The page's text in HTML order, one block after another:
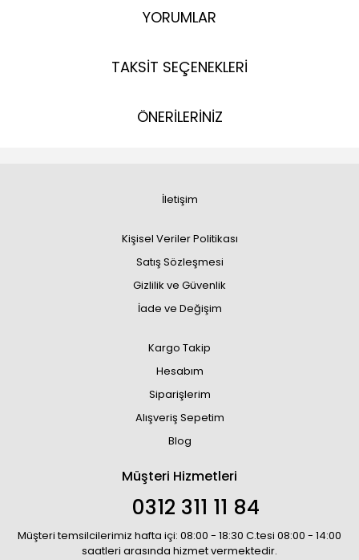
YORUMLAR
TAKSİT SEÇENEKLERİ
ÖNERİLERİNİZ
İletişim
Kişisel Veriler Politikası
Satış Sözleşmesi
Gizlilik ve Güvenlik
İade ve Değişim
Kargo Takip
Hesabım
Siparişlerim
Alışveriş Sepetim
Blog
Müşteri Hizmetleri
0312 311 11 84
Müşteri temsilcilerimiz hafta içi: 08:00 - 18:30 C.tesi 08:00 - 14:00
saatleri arasında hizmet vermektedir.